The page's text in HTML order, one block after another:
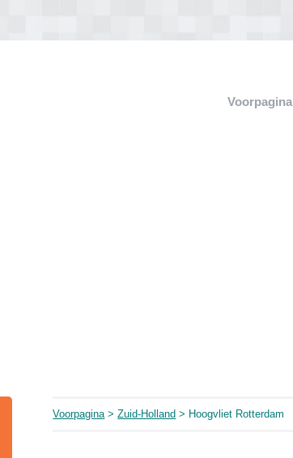
Voorpagina
Voorpagina>Zuid-Holland > Hoogvliet Rotterdam